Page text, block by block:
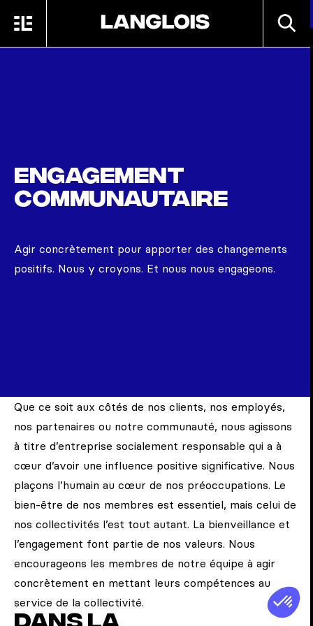
MENU
Engagement
communautaire
Agir concrètement pour apporter des changements
positifs. Nous y croyons. Et nous nous engageons.
Que ce soit aux côtés de nos clients, nos employés,
nos partenaires ou notre communauté, nous agissons
à titre d’entreprise socialement responsable qui a à
cœur d’avoir une influence positive significative. Nous
plaçons l’humain au cœur de nos préoccupations. Le
bien-être de nos membres est essentiel, mais celui de
nos collectivités l’est tout autant. La bienveillance et
l’engagement font partie de nos valeurs. Nous
encourageons les membres de notre équipe à agir
concrètement en mettant leurs compétences au
service de la collectivité.